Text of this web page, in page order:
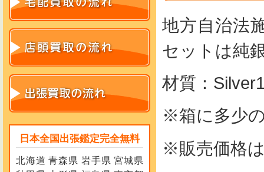
地方自治法
セットは純
材質：
※箱に多少
※販売価格
日本全国出張鑑定完全無料
北海道 青森県 岩手県 宮城県